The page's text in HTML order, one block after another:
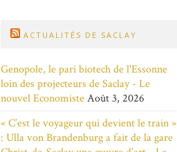
ACTUALITÉS DE SACLAY
Genopole, le pari biotech de l'Essonne
loin des projecteurs de Saclay - Le
nouvel EconomisteAoût 3, 2026
« C’est le voyageur qui devient le train »
: Ulla von Brandenburg a fait de la gare